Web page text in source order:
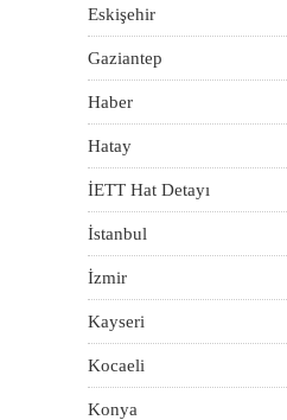
Eskişehir
Gaziantep
Haber
Hatay
İETT Hat Detayı
İstanbul
İzmir
Kayseri
Kocaeli
Konya